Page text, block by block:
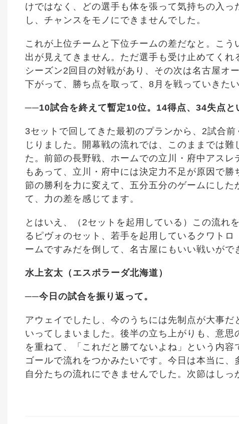
けではなく、どの選手も体を張って気持ちの入
し、チャンスをモノにできませんでした。
これが上位チームと下位チームの差だなと。こ
出が見えてきません。ただ選手も受け止めてく
シーズン2回目の対戦があり、その次は名古屋オ
下がって、勝ち点を取って、8月を戦っていきたい
──10試合を終えて暫定10位。14得点、34失点と
3セットで回してきた最初のプランから、2試合
じりました。開幕戦の流れでは、このままでは
た。前節の長野戦、ホームでの立川・府中アス
もあって、立川・府中には決定力不足が原因で
節の勝利を力に変えて、五分五分のゲームにし
て、力の差を感じてます。
とはいえ、（2セットを起用している）この流れ
るピヴォのセット、若手を起用しているクワト
ームですみだを倒して、名古屋にもいい戦いがで
水上玄太（エスポラーダ北海道）
──今日の試合を振り返って。
アウェイでしたし、今のうちには先制点が大事
いってしまいました。後半の立ち上がりも、意
を重ねて、「これだと勝てないよね」という内
ゴールで流れをつかみたいです。今日は本当に
自分たちの流れにできませんでした。次節はしっ